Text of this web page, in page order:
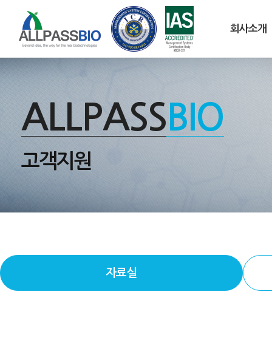
회사소개
ALLPASS BIO
고객지원
자료실